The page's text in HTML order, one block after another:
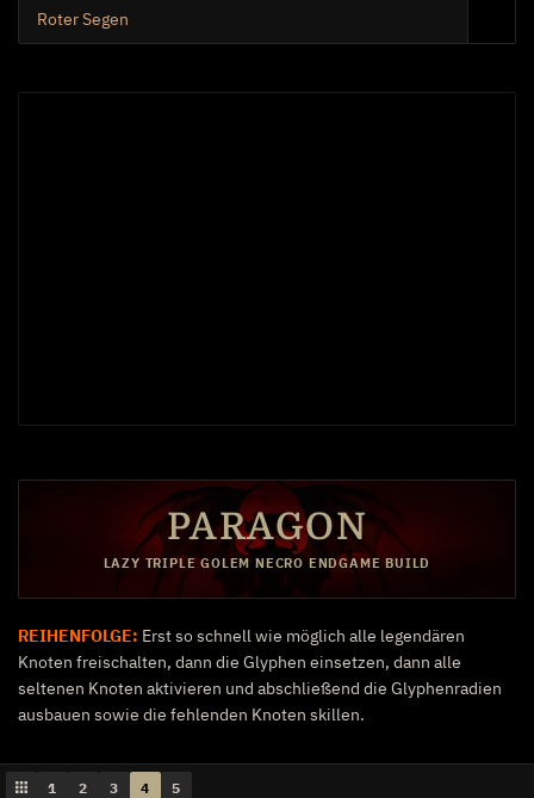
Hinrichten und Stählung
1 Armee der Toten
Roter Segen
PARAGON
LAZY TRIPLE GOLEM NECRO ENDGAME BUILD
REIHENFOLGE: Erst so schnell wie möglich alle legendären
Knoten freischalten, dann die Glyphen einsetzen, dann alle
seltenen Knoten aktivieren und abschließend die Glyphenradien
ausbauen sowie die fehlenden Knoten skillen.
1 2 3 4 5